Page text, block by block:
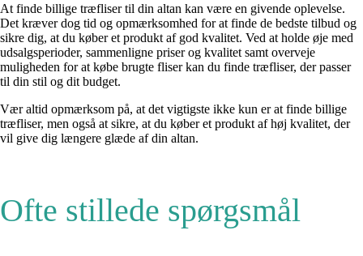
At finde billige træfliser til din altan kan være en givende oplevelse.
Det kræver dog tid og opmærksomhed for at finde de bedste tilbud og
sikre dig, at du køber et produkt af god kvalitet. Ved at holde øje med
udsalgsperioder, sammenligne priser og kvalitet samt overveje
muligheden for at købe brugte fliser kan du finde træfliser, der passer
til din stil og dit budget.
Vær altid opmærksom på, at det vigtigste ikke kun er at finde billige
træfliser, men også at sikre, at du køber et produkt af høj kvalitet, der
vil give dig længere glæde af din altan.
Ofte stillede spørgsmål